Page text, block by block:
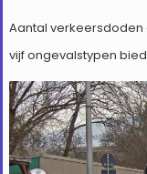
Aantal
vijf ongevalstypen